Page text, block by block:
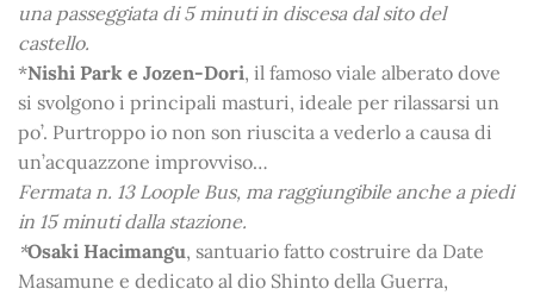
una passeggiata di 5 minuti in discesa dal sito del
castello.
*Nishi Park e Jozen-Dori, il famoso viale alberato dove
si svolgono i principali masturi, ideale per rilassarsi un
po’. Purtroppo io non son riuscita a vederlo a causa di
un’acquazzone improvviso…
Fermata n. 13 Loople Bus, ma raggiungibile anche a piedi
in 15 minuti dalla stazione.
*Osaki Hacimangu, santuario fatto costruire da Date
Masamune e dedicato al dio Shinto della Guerra,